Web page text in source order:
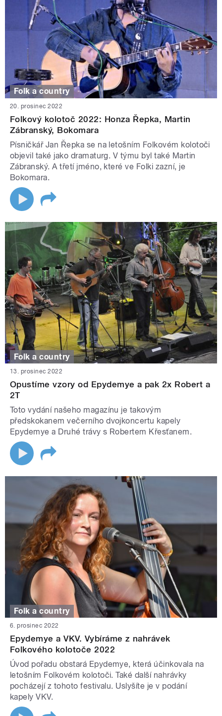
Folk a country
20. prosinec 2022
Folkový kolotoč 2022: Honza Řepka, Martin
Zábranský, Bokomara
Písničkář Jan Řepka se na letošním Folkovém kolotoči
objevil také jako dramaturg. V týmu byl také Martin
Zábranský. A třetí jméno, které ve Folki zazní, je
Bokomara.
Folk a country
13. prosinec 2022
Opustíme vzory od Epydemye a pak 2x Robert a
2T
Toto vydání našeho magazínu je takovým
předskokanem večerního dvojkoncertu kapely
Epydemye a Druhé trávy s Robertem Křesťanem.
Folk a country
6. prosinec 2022
Epydemye a VKV. Vybíráme z nahrávek
Folkového kolotoče 2022
Úvod pořadu obstará Epydemye, která účinkovala na
letošním Folkovém kolotoči. Také další nahrávky
pocházejí z tohoto festivalu. Uslyšíte je v podání
kapely VKV.